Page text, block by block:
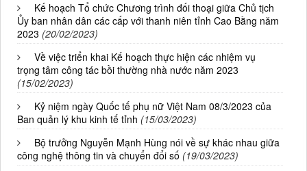
Kế hoạch Tổ chức Chương trình đối thoại giữa Chủ tịch
Ủy ban nhân dân các cấp với thanh niên tỉnh Cao Bằng năm
2023 (20/02/2023)
Về việc triển khai Kế hoạch thực hiện các nhiệm vụ
trọng tâm công tác bồi thường nhà nước năm 2023
(15/02/2023)
Kỷ niệm ngày Quốc tế phụ nữ Việt Nam 08/3/2023 của
Ban quản lý khu kinh tế tỉnh (15/03/2023)
Bộ trưởng Nguyễn Mạnh Hùng nói về sự khác nhau giữa
công nghệ thông tin và chuyển đổi số (19/03/2023)